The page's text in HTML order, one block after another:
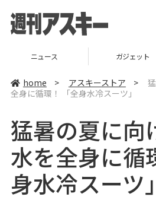
ニュース ガジェット
home > アスキーストア >
全身に循環！ 「全身水冷スーツ」
猛暑の夏に向
水を全身に循
身水冷スーツ」